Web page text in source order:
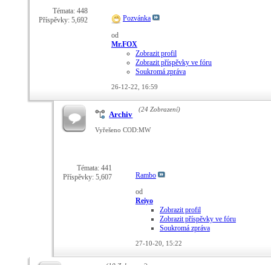
Témata: 448
Příspěvky: 5,692
Pozvánka
od
Mr.FOX
Zobrazit profil
Zobrazit příspěvky ve fóru
Soukromá zpráva
26-12-22, 16:59
Archiv
(24 Zobrazení)
Vyřešeno COD:MW
Témata: 441
Příspěvky: 5,607
Rambo
od
Reiyo
Zobrazit profil
Zobrazit příspěvky ve fóru
Soukromá zpráva
27-10-20, 15:22